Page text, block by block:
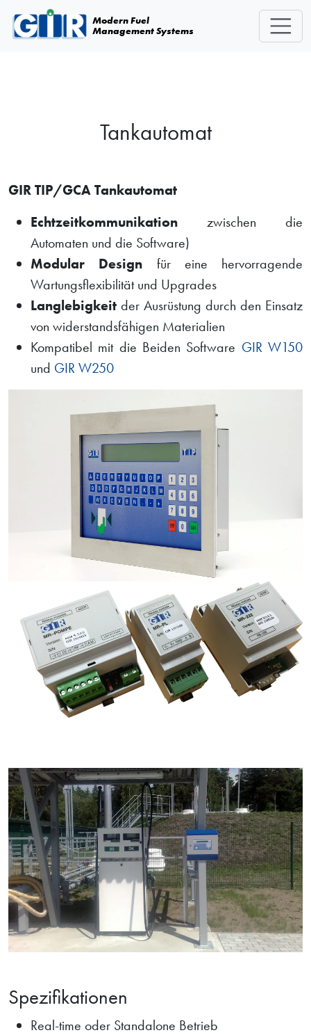
Skip navigation
Modern Fuel
Management Systems
Tankautomat
GIR TIP/GCA Tankautomat
Echtzeitkommunikation zwischen die
Automaten und die Software)
Modular Design für eine hervorragende
Wartungsflexibilität und Upgrades
Langlebigkeit der Ausrüstung durch den Einsatz
von widerstandsfähigen Materialien
Kompatibel mit die Beiden Software GIR W150
und GIR W250
Spezifikationen
Real-time oder Standalone Betrieb